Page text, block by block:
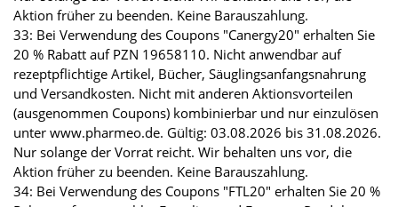
Aktion früher zu beenden. Keine Barauszahlung.
33: Bei Verwendung des Coupons "Canergy20" erhalten Sie
20 % Rabatt auf PZN 19658110. Nicht anwendbar auf
rezeptpflichtige Artikel, Bücher, Säuglingsanfangsnahrung
und Versandkosten. Nicht mit anderen Aktionsvorteilen
(ausgenommen Coupons) kombinierbar und nur einzulösen
unter www.pharmeo.de. Gültig: 03.08.2026 bis 31.08.2026.
Nur solange der Vorrat reicht. Wir behalten uns vor, die
Aktion früher zu beenden. Keine Barauszahlung.
34: Bei Verwendung des Coupons "FTL20" erhalten Sie 20 %